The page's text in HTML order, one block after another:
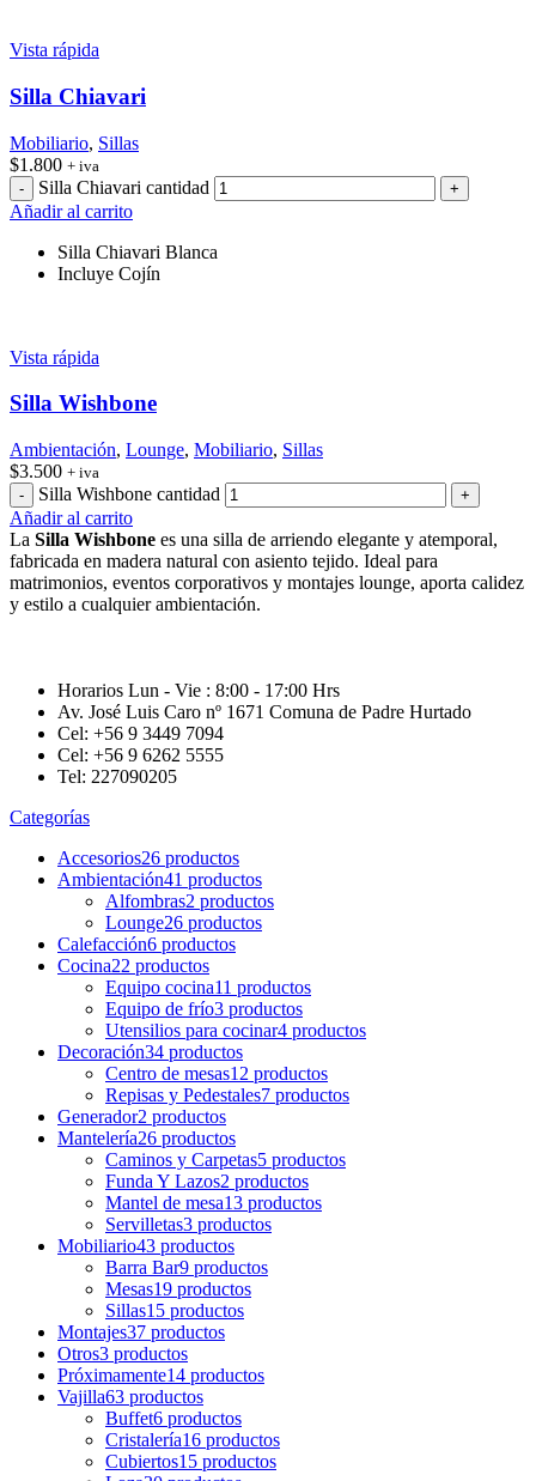
Vista rápida
Silla Chiavari
Mobiliario, Sillas
$1.800 + iva
Silla Chiavari cantidad
Añadir al carrito
Silla Chiavari Blanca
Incluye Cojín
Vista rápida
Silla Wishbone
Ambientación, Lounge, Mobiliario, Sillas
$3.500 + iva
Silla Wishbone cantidad
Añadir al carrito
La Silla Wishbone es una silla de arriendo elegante y atemporal,
fabricada en madera natural con asiento tejido. Ideal para
matrimonios, eventos corporativos y montajes lounge, aporta calidez
y estilo a cualquier ambientación.
Horarios Lun - Vie : 8:00 - 17:00 Hrs
Av. José Luis Caro nº 1671 Comuna de Padre Hurtado
Cel: +56 9 3449 7094
Cel: +56 9 6262 5555
Tel: 227090205
Categorías
Accesorios26 productos
Ambientación41 productos
Alfombras2 productos
Lounge26 productos
Calefacción6 productos
Cocina22 productos
Equipo cocina11 productos
Equipo de frío3 productos
Utensilios para cocinar4 productos
Decoración34 productos
Centro de mesas12 productos
Repisas y Pedestales7 productos
Generador2 productos
Mantelería26 productos
Caminos y Carpetas5 productos
Funda Y Lazos2 productos
Mantel de mesa13 productos
Servilletas3 productos
Mobiliario43 productos
Barra Bar9 productos
Mesas19 productos
Sillas15 productos
Montajes37 productos
Otros3 productos
Próximamente14 productos
Vajilla63 productos
Buffet6 productos
Cristalería16 productos
Cubiertos15 productos